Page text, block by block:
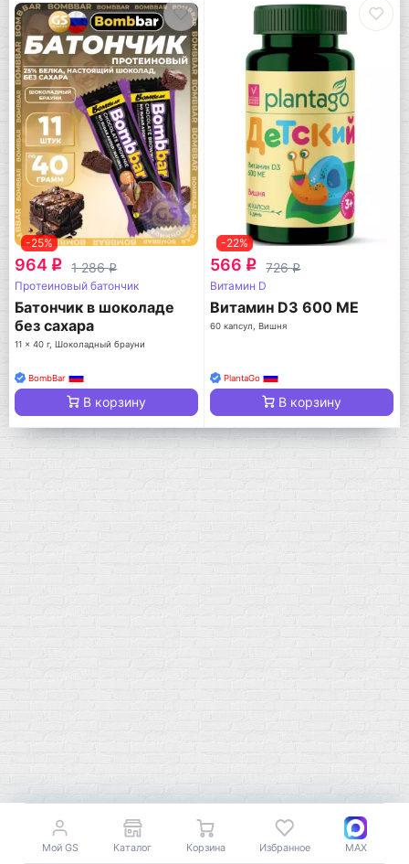
-25%
964 q 1 286q
Протеиновый батончик
Батончик в шоколаде
без сахара
11 x 40 г, Шоколадный брауни
BombBar
В корзину
-22%
566 q 726q
Витамин D
Витамин D3 600 МЕ
60 капсул, Вишня
PlantaGo
В корзину
ул. Профсоюзная 66c1
Нам 17 лет
Среди наших клиентов Профессионалы, Начинающие, Доктора и
Мой GS Каталог Корзина Избранное MAX